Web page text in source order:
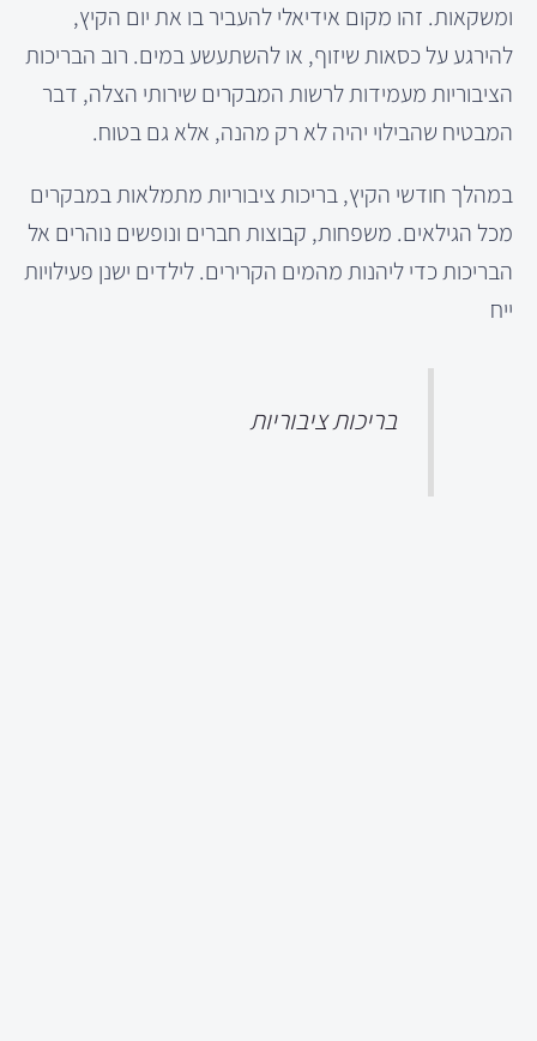
ומשקאות. זהו מקום אידיאלי להעביר בו את יום הקיץ,
להירגע על כסאות שיזוף, או להשתעשע במים. רוב הבריכות
הציבוריות מעמידות לרשות המבקרים שירותי הצלה, דבר
המבטיח שהבילוי יהיה לא רק מהנה, אלא גם בטוח.
במהלך חודשי הקיץ, בריכות ציבוריות מתמלאות במבקרים
מכל הגילאים. משפחות, קבוצות חברים ונופשים נוהרים אל
הבריכות כדי ליהנות מהמים הקרירים. לילדים ישנן פעילויות
ייח
בריכות ציבוריות